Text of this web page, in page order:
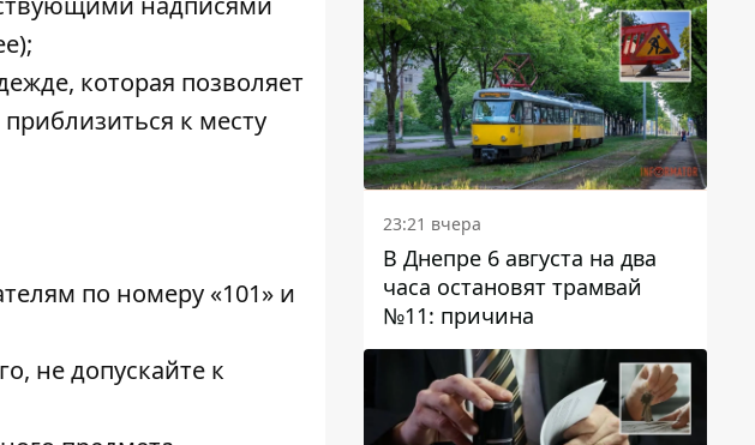
которая позволяет
к месту
по номеру «101» и
не допускайте к
23:21 вчера
В Днепре 6 августа на два
часа остановят трамвай
№11: причина